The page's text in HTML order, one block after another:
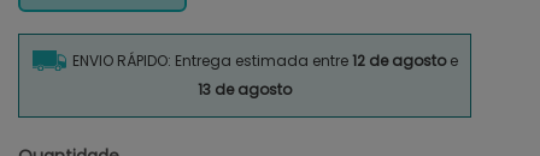
ENVIO RÁPIDO: Entrega estimada entre12 de agostoe
13 de agosto